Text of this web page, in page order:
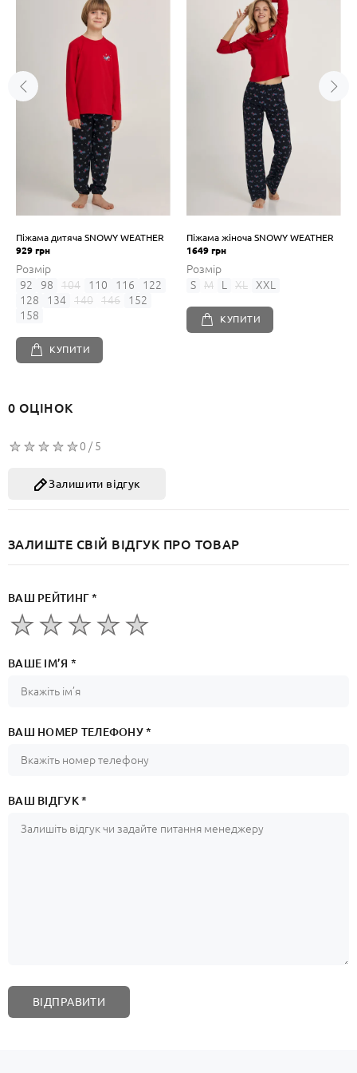
Піжама дитяча SNOWY WEATHER
929 грн
Розмір
92
98 104 110 116
122
128
134 140 146
152
158
КУПИТИ
Піжама жіноча SNOWY WEATHER
1649 грн
Розмір
S
M L XL XXL
КУПИТИ
0 ОЦІНОК
0 / 5
Залишити відгук
ЗАЛИШТЕ СВІЙ ВІДГУК ПРО ТОВАР
ВАШ РЕЙТИНГ *
ВАШЕ ІМ’Я *
ВАШ НОМЕР ТЕЛЕФОНУ *
ВАШ ВІДГУК *